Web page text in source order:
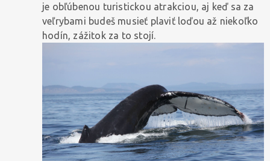
je obľúbenou turistickou atrakciou, aj keď sa za
veľrybami budeš musieť plaviť loďou až niekoľko
hodín, zážitok za to stojí.